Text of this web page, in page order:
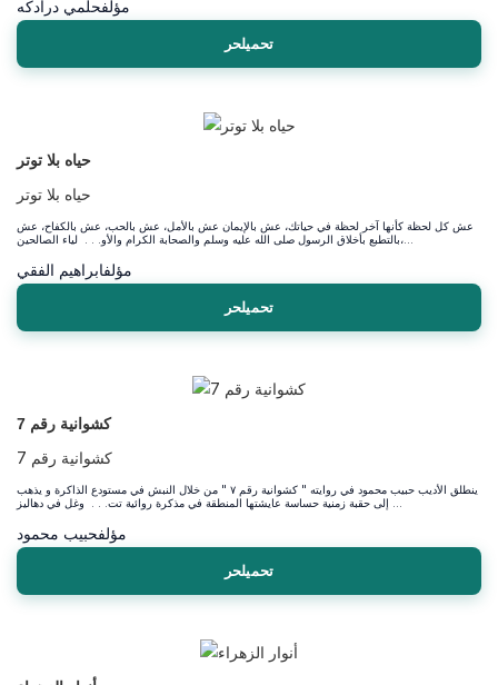
مؤلفحلمي درادكه
تحميلحر
حياه بلا توتر
حياه بلا توتر
عش كل لحظة كأنها آخر لحظة في حياتك، عش بالإيمان عش بالأمل، عش بالحب، عش بالكفاح، عش
بالتطبع بأخلاق الرسول صلى الله عليه وسلم والصحابة الكرام والأو. . . لياء الصالحين،...
مؤلفابراهيم الفقي
تحميلحر
كشوانية رقم 7
كشوانية رقم 7
ينطلق الأديب حبيب محمود في روايته " كشوانية رقم ٧ " من خلال النبش في مستودع الذاكرة و يذهب
مؤلفحبيب محمود
تحميلحر